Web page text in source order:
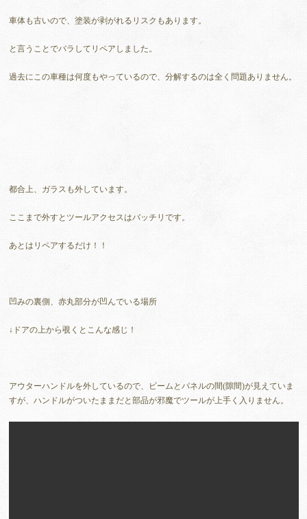
車体も古いので、塗装が剥がれるリスクもあります。
と言うことでバラしてリペアしました。
過去にこの車種は何度もやっているので、分解するのは全く問題ありません。
都合上、ガラスも外しています。
ここまで外すとツールアクセスはバッチリです。
あとはリペアするだけ！！
凹みの裏側、赤丸部分が凹んでいる場所
↓ドアの上から覗くとこんな感じ！
アウターハンドルを外しているので、ビームとパネルの間(隙間)が見えていま
すが、ハンドルがついたままだと部品が邪魔でツールが上手く入りません。